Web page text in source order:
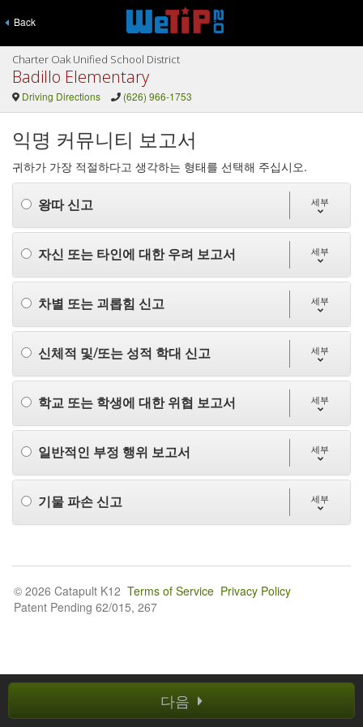
Back
Charter Oak Unified School District
Badillo Elementary
Driving Directions (626) 966-1753
익명 커뮤니티 보고서
귀하가 가장 적절하다고 생각하는 형태를 선택해 주십시오.
왕따 신고 세부
자신 또는 타인에 대한 우려 보고서 세부
차별 또는 괴롭힘 신고 세부
신체적 및/또는 성적 학대 신고 세부
학교 또는 학생에 대한 위협 보고서 세부
일반적인 부정 행위 보고서 세부
기물 파손 신고 세부
다음
© 2026 Catapult K12 Terms of Service Privacy Policy
Patent Pending 62/015, 267